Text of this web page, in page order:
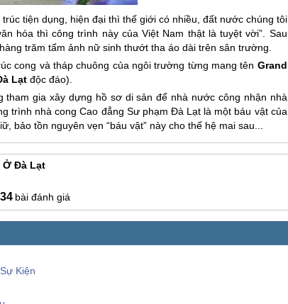
tiện dụng, hiện đại thì thế giới có nhiều, đất nước chúng tôi
hóa thì công trình này của Việt Nam thật là tuyệt vời”. Sau
trăm tấm ảnh nữ sinh thướt tha áo dài trên sân trường.
cong và tháp chuông của ngôi trường từng mang tên Grand
Lạt độc đáo).
gia xây dựng hồ sơ di sản để nhà nước công nhận nhà
trình nhà cong Cao đẳng Sư phạm Đà Lạt là một báu vật của
bảo tồn nguyên vẹn “báu vật” này cho thế hệ mai sau...
Ở Đà Lạt
bài đánh giá
Kiện